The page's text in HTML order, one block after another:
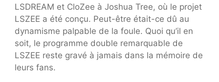
LSDREAM et CloZee à Joshua Tree, où le projet
LSZEE a été conçu. Peut-être était-ce dû au
dynamisme palpable de la foule. Quoi qu’il en
soit, le programme double remarquable de
LSZEE reste gravé à jamais dans la mémoire de
leurs fans.